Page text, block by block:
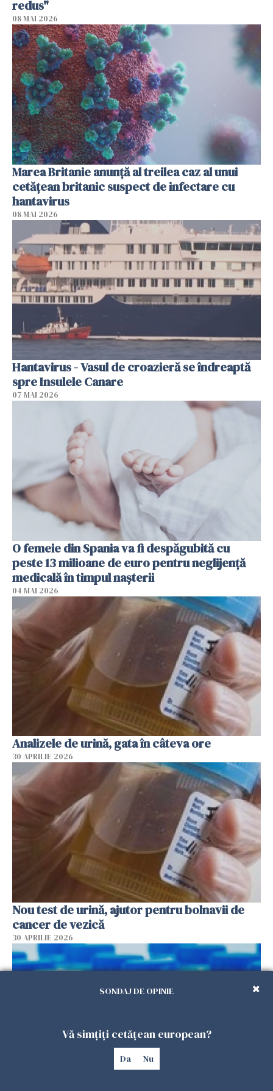
redus"
08 MAI 2026
Marea Britanie anunţă al treilea caz al unui
cetăţean britanic suspect de infectare cu
hantavirus
08 MAI 2026
Hantavirus - Vasul de croazieră se îndreaptă
spre Insulele Canare
07 MAI 2026
O femeie din Spania va fi despăgubită cu
peste 13 milioane de euro pentru neglijenţă
medicală în timpul naşterii
04 MAI 2026
Analizele de urină, gata în câteva ore
30 APRILIE 2026
Nou test de urină, ajutor pentru bolnavii de
cancer de vezică
30 APRILIE 2026
SONDAJ DE OPINIE
Vă simțiți cetățean european?
Da Nu